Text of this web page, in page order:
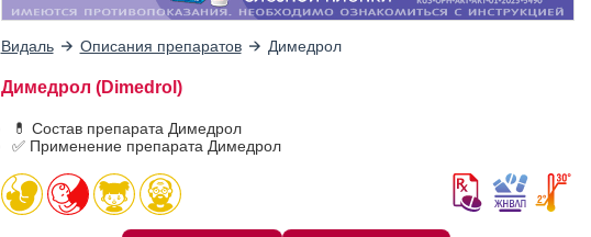
Видаль Описания препаратов Димедрол
Димедрол (Dimedrol)
💊 Состав препарата Димедрол
✅ Применение препарата Димедрол